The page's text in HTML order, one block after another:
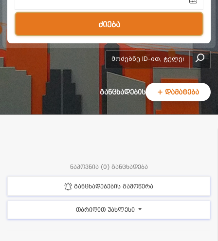
ძიება
add-form
განცხადების + დამატება
ნაპოვნია (0) განცხადება
განცხადებების გამოწერა
თარიღით უახლესი